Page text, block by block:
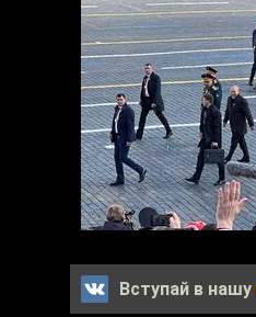
Вступай в нашу